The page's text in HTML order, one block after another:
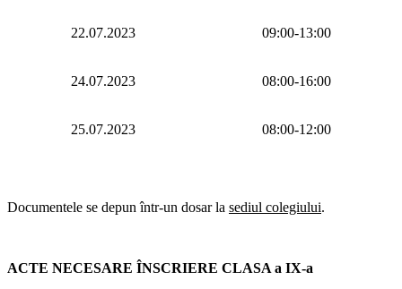
22.07.2023 09:00-13:00
24.07.2023 08:00-16:00
25.07.2023 08:00-12:00
Documentele se depun într-un dosar la sediul colegiului.
ACTE NECESARE ÎNSCRIERE CLASA a IX-a